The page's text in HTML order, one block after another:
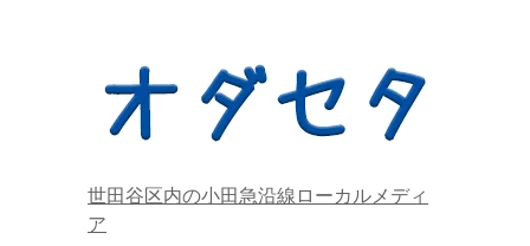
世田谷区内の小田急沿線ローカルメディ
ア